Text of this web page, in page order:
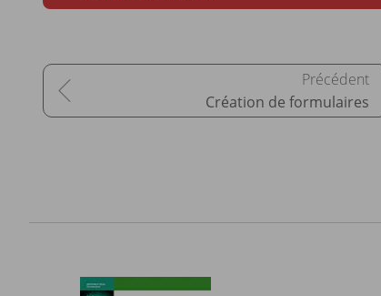
Création de formulaires